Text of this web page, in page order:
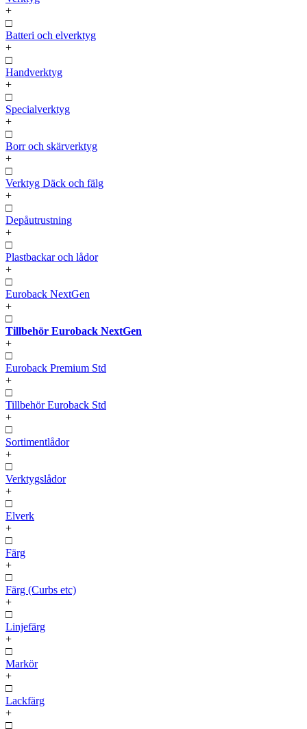
+
□
Batteri och elverktyg
+
□
Handverktyg
+
□
Specialverktyg
+
□
Borr och skärverktyg
+
□
Verktyg Däck och fälg
+
□
Depåutrustning
+
□
Plastbackar och lådor
+
□
Euroback NextGen
+
□
Tillbehör Euroback NextGen
+
□
Euroback Premium Std
+
□
Tillbehör Euroback Std
+
□
Sortimentlådor
+
□
Verktygslådor
+
□
Elverk
+
□
Färg
+
□
Färg (Curbs etc)
+
□
Linjefärg
+
□
Markör
+
□
Lackfärg
+
□